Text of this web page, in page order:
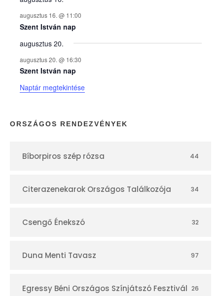
e
k
n
a
p
r
augusztus 16. @ 11:00
Szent István nap
augusztus 20.
augusztus 20. @ 16:30
Szent István nap
Naptár megtekintése
ORSZÁGOS RENDEZVÉNYEK
Bíborpiros szép rózsa 44
Citerazenekarok Országos Találkozója 34
Csengő Énekszó 32
Duna Menti Tavasz 97
Egressy Béni Országos Színjátszó Fesztivál 26